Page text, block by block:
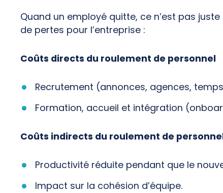
Quand un employé quitte, ce n’est pas
de pertes pour l’entreprise :
Coûts directs du roulement de personnel
Recrutement (annonces, agences,
Formation, accueil et intégration
Coûts indirects du roulement de
Productivité réduite pendant que le
Impact sur la cohésion d’équipe.